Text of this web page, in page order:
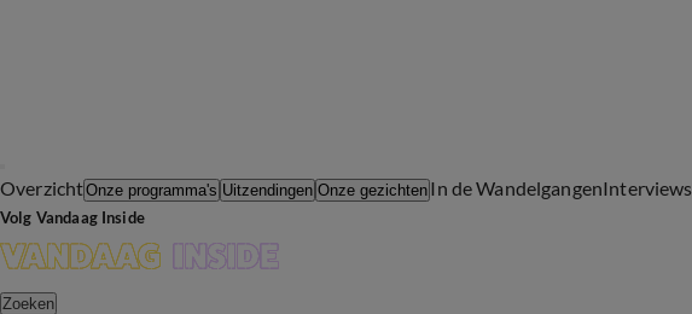
OverzichtOnze programma's Uitzendingen Onze gezichten In de WandelgangenInterviews
Volg Vandaag Inside
Zoeken